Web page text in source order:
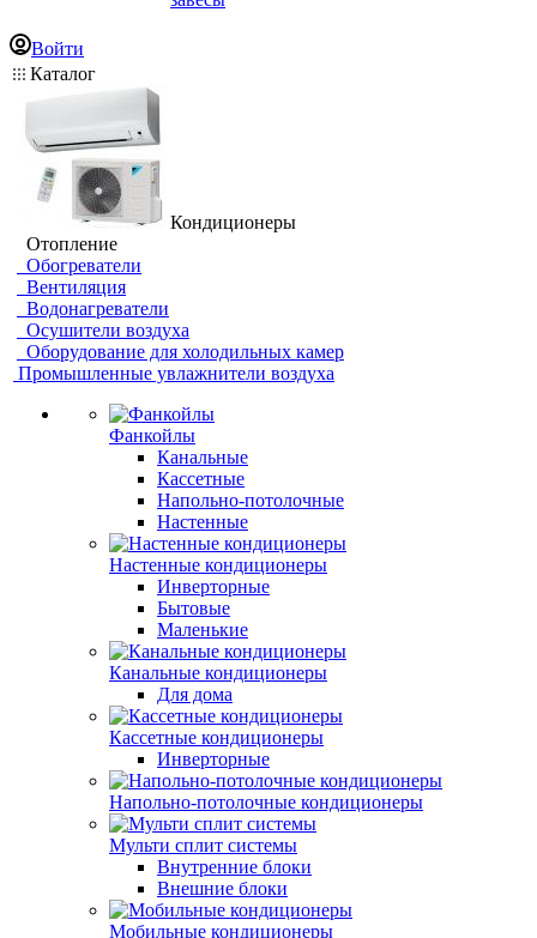
Войти
Каталог
Кондиционеры
Отопление
Обогреватели
Вентиляция
Водонагреватели
Осушители воздуха
Оборудование для холодильных камер
Промышленные увлажнители воздуха
Фанкойлы
Канальные
Кассетные
Напольно-потолочные
Настенные
Настенные кондиционеры
Инверторные
Бытовые
Маленькие
Канальные кондиционеры
Для дома
Кассетные кондиционеры
Инверторные
Напольно-потолочные кондиционеры
Мульти сплит системы
Внутренние блоки
Внешние блоки
Мобильные кондиционеры